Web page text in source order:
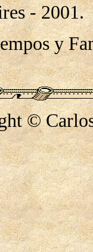
- 2001.
y
©